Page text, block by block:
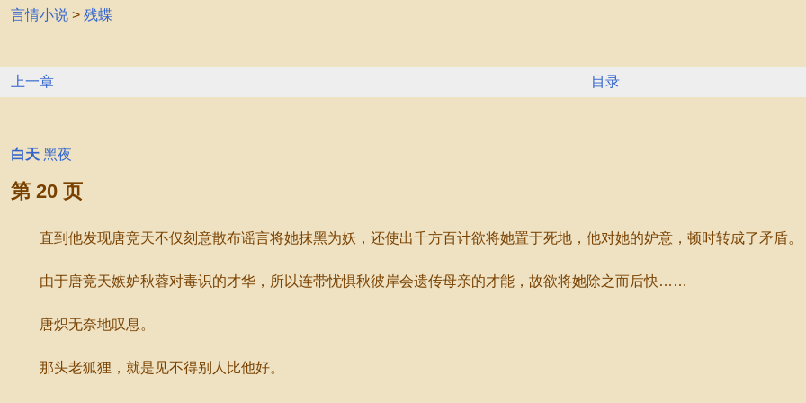
言情小说 > 残蝶
上一章 目录
白天 黑夜
第 20 页
直到他发现唐竞天不仅刻意散布谣言将她抹黑为妖，还使出千方百计欲将她置于死地，他对她的妒意，顿时转成了矛盾。
由于唐竞天嫉妒秋蓉对毒识的才华，所以连带忧惧秋彼岸会遗传母亲的才能，故欲将她除之而后快……
唐炽无奈地叹息。
那头老狐狸，就是见不得别人比他好。